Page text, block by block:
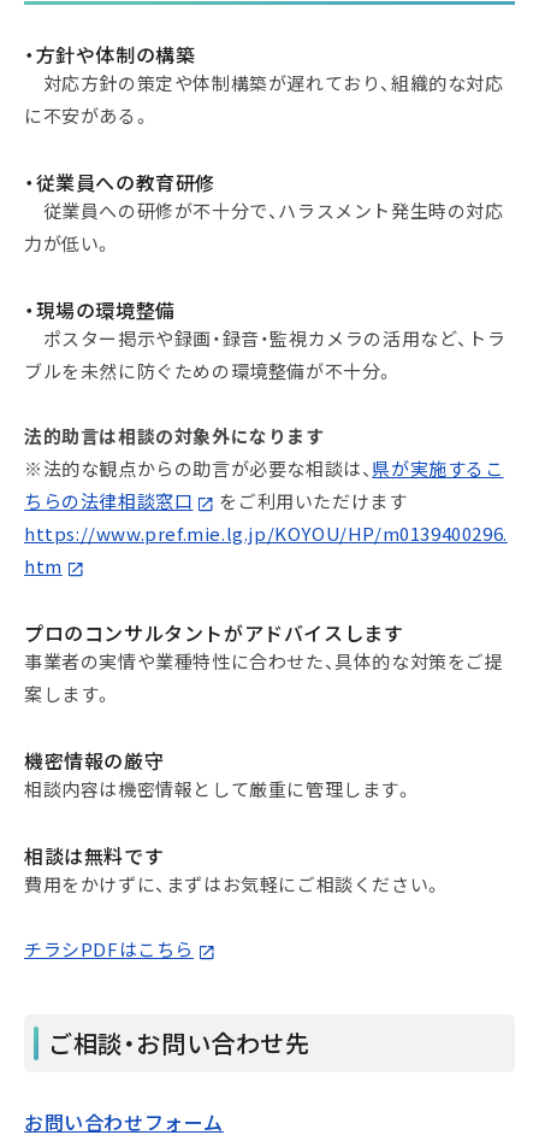
・方針や体制の構築
対応方針の策定や体制構築が遅れており、組織的な対応
に不安がある。
・従業員への教育研修
従業員への研修が不十分で、ハラスメント発生時の対応
力が低い。
・現場の環境整備
ポスター掲示や録画・録音・監視カメラの活用など、トラ
ブルを未然に防ぐための環境整備が不十分。
法的助言は相談の対象外になります
※法的な観点からの助言が必要な相談は、県が実施するこ
ちらの法律相談窓口
をご利用いただけます
https://www.pref.mie.lg.jp/KOYOU/HP/m0139400296.
htm
プロのコンサルタントがアドバイスします
事業者の実情や業種特性に合わせた、具体的な対策をご提
案します。
機密情報の厳守
相談内容は機密情報として厳重に管理します。
相談は無料です
費用をかけずに、まずはお気軽にご相談ください。
チラシPDFはこちら
ご相談・お問い合わせ先
お問い合わせフォーム